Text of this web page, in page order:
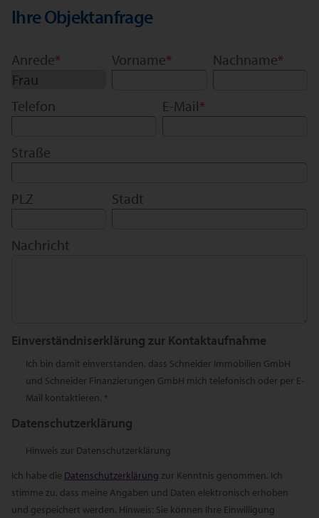
Ihre Objektanfrage
Anrede* Vorname* Nachname*
Telefon E-Mail*
Straße
PLZ Stadt
Nachricht
Einverständniserklärung zur Kontaktaufnahme
Ich bin damit einverstanden, dass Schneider Immobilien GmbH
und Schneider Finanzierungen GmbH mich telefonisch oder per E-
Mail kontaktieren. *
Datenschutzerklärung
Hinweis zur Datenschutzerklärung
Ich habe die Datenschutzerklärung zur Kenntnis genommen. Ich
stimme zu, dass meine Angaben und Daten elektronisch erhoben
und gespeichert werden. Hinweis: Sie können Ihre Einwilligung